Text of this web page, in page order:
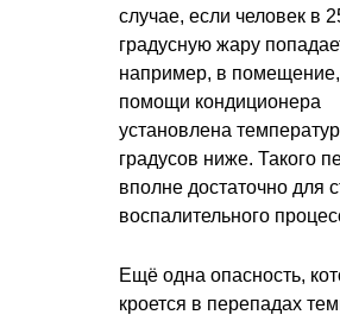
случае, если человек в
градусную жару
например, в помещение,
помощи кондиционера
установлена
градусов ниже. Такого
вполне достаточно для
воспалительного
Ещё одна опасность,
кроется в перепадах